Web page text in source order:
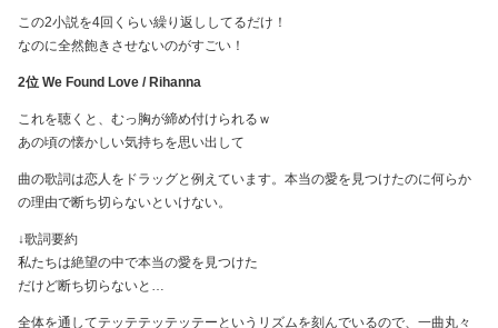
この2小説を4回くらい繰り返ししてるだけ！
なのに全然飽きさせないのがすごい！
2位 We Found Love / Rihanna
これを聴くと、むっ胸が締め付けられるｗ
あの頃の懐かしい気持ちを思い出して
曲の歌詞は恋人をドラッグと例えています。本当の愛を見つけたのに何らか
の理由で断ち切らないといけない。
↓歌詞要約
私たちは絶望の中で本当の愛を見つけた
だけど断ち切らないと…
全体を通してテッテテッテッテーというリズムを刻んでいるので、一曲丸々